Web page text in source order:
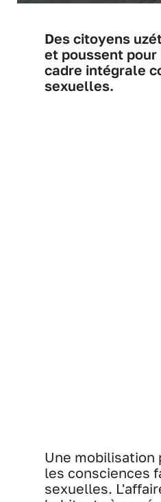
Des citoyens
et poussent
cadre intégrale
sexuelles.
Une
les consciences
sexuelles.